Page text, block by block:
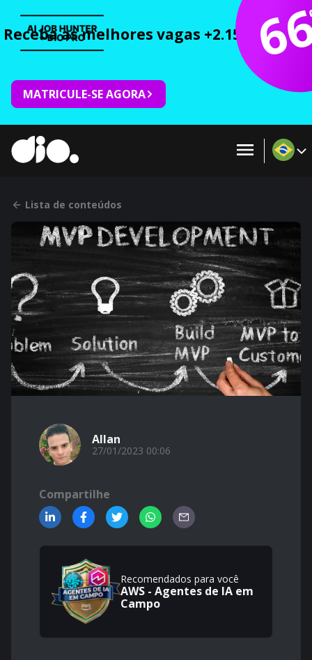
Receba as melhores vagas +2.150 cursos
MATRICULE-SE AGORA
Lista de conteúdos
Allan
27/01/2023 00:06
Compartilhe
Recomendados para você
AWS - Agentes de IA em
Campo